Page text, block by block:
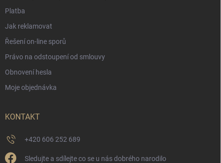
Platba
Jak reklamovat
Řešení on-line sporů
Právo na odstoupení od smlouvy
Obnovení hesla
Moje objednávka
KONTAKT
+420 606 252 689
Sledujte a sdílejte co se u nás dobrého narodilo